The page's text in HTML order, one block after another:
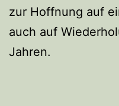
zur Hoffnung auf
auch auf
Jahren.